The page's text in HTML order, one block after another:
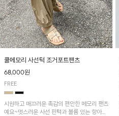
쿨메모리 사선턱 조거포트팬츠
68,000원
FREE
시원하고 매끄러운 촉감의 편안한 메모리 팬츠
예요~멋스러운 사선 핀턱과 볼륨 있는 항아리